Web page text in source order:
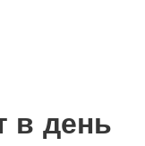
в день